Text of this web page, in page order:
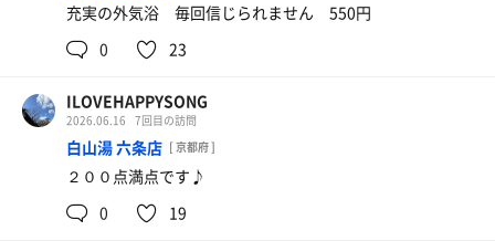
充実の外気浴 毎回信じられません 550円
0
23
ILOVEHAPPYSONG
2026.06.16 7回目の訪問
白山湯 六条店 [ 京都府 ]
２００点満点です♪
0
19